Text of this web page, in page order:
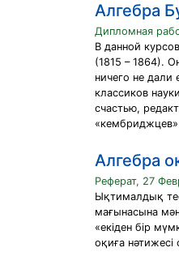
Алгебра
Дипломная
В данной
(1815 – 1864).
ничего не дали
классиков
счастью,
Алгебра
Реферат, 27
Ықтималдық
мағынасына
«екіден бір
оқиға нәтижесі